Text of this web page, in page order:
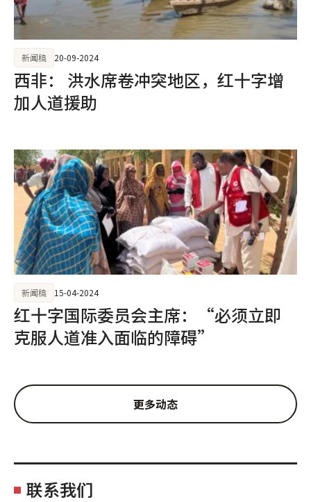
西非： 洪水席卷冲突地区，红十字增
加人道援助
新闻稿 20-09-2024
红十字国际委员会主席：“必须立即
克服人道准入面临的障碍”
新闻稿 15-04-2024
更多动态
联系我们